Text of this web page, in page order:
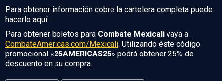
Para obtener información cobre la cartelera completa puede
hacerlo aquí.
Para obtener boletos para Combate Mexicali vaya a
CombateAmericas.com/Mexicali. Utilizando éste código
promocional «25AMERICAS25» podrá obtener 25% de
descuento en su compra.